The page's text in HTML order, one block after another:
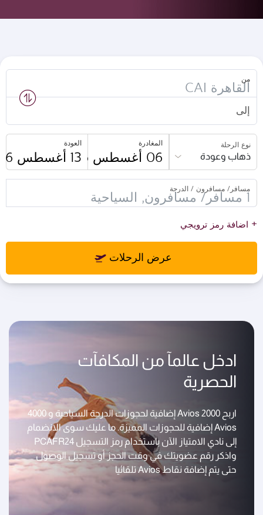
من
إلى
نوع الرحلة
ذهاب وعودة
المغادرة العودة
مسافر/ مسافرون / الدرجة
+ اضافة رمز ترويجي
عرض الرحلات
ادخل عالمآ من المكافآت
الحصرية
اربح 2000 Avios إضافية لحجوزات الدرجة السياحية و 4000
Avios إضافية للحجوزات المميزة. ما عليك سوى الانضمام
إلى نادي الامتياز الآن باستخدام رمز التسجيل PCAFR24
واذكر رقم عضويتك في وقت الحجز أو تسجيل الوصول
حتى يتم إضافة نقاط Avios تلقائيا